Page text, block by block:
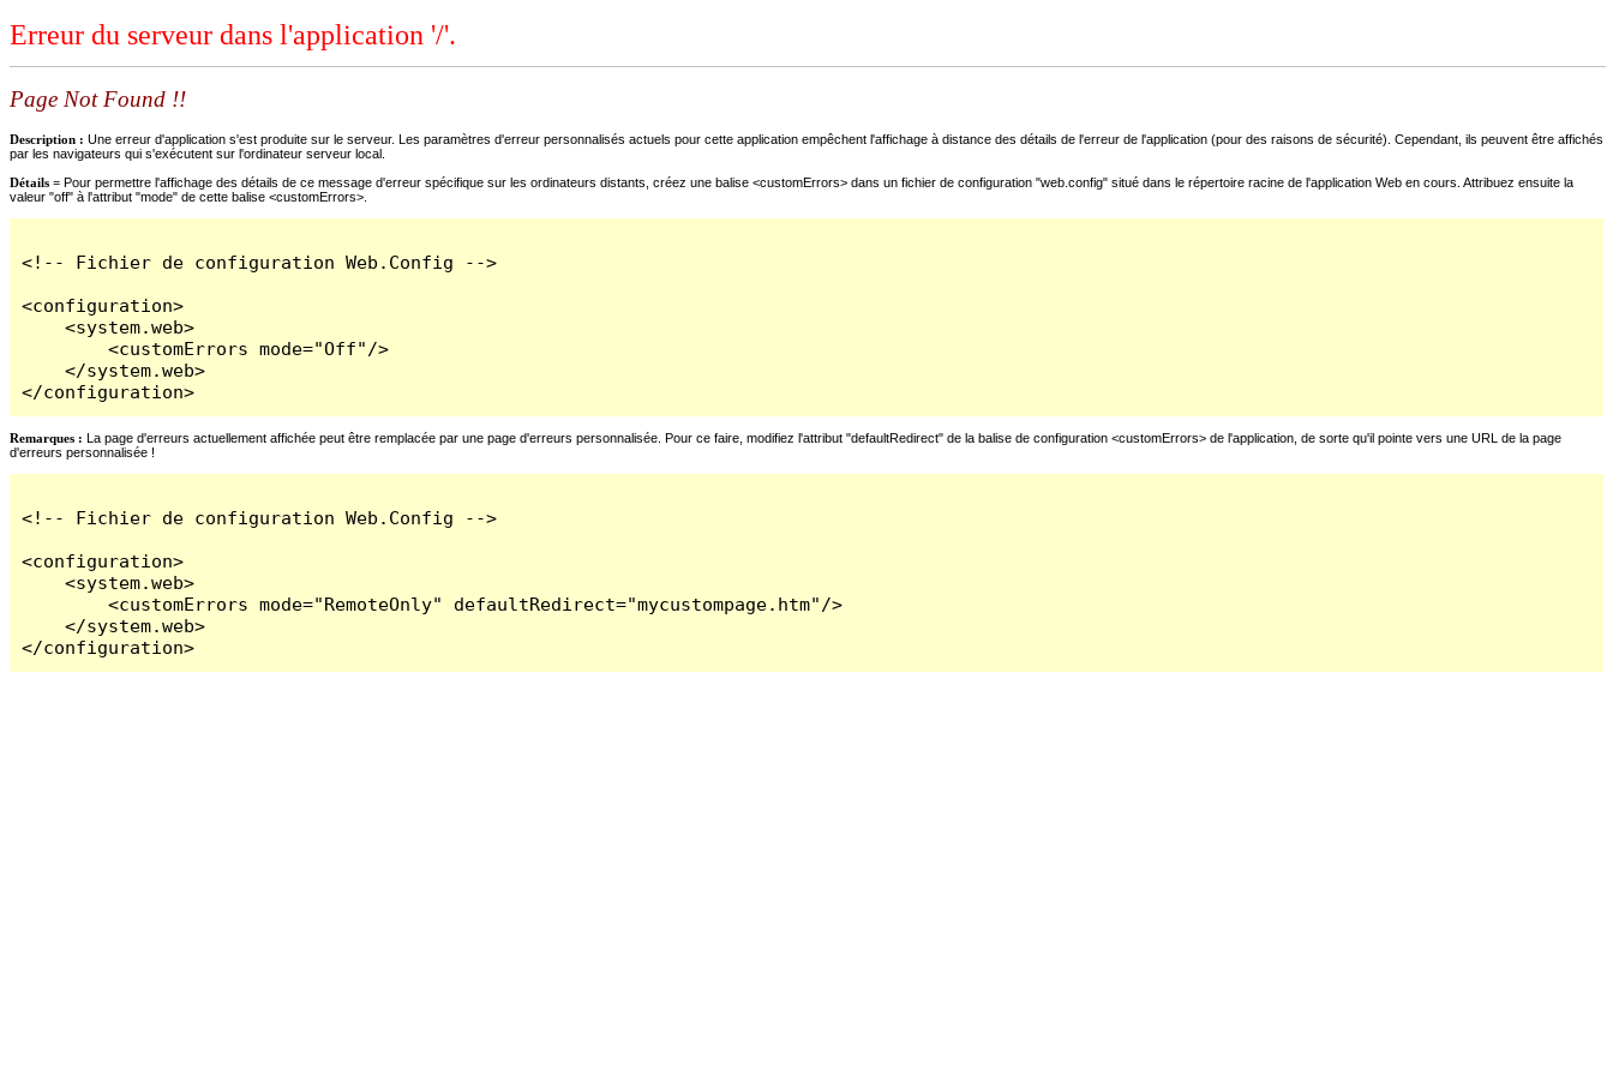
Erreur du serveur dans l'application '/'.
Page Not Found !!
Description : Une erreur d'application s'est produite sur le serveur. Les paramètres d'erreur personnalisés actuels pour cette application empêchent l'affichage à distance des détails de l'erreur de l'application (pour des raisons de sécurité). Cependant, ils peuvent être affichés
par les navigateurs qui s'exécutent sur l'ordinateur serveur local.
Détails = Pour permettre l'affichage des détails de ce message d'erreur spécifique sur les ordinateurs distants, créez une balise <customErrors> dans un fichier de configuration "web.config" situé dans le répertoire racine de l'application Web en cours. Attribuez ensuite la
valeur "off" à l'attribut "mode" de cette balise <customErrors>.
<!-- Fichier de configuration Web.Config -->
<configuration>
    <system.web>
        <customErrors mode="Off"/>
    </system.web>
</configuration>
Remarques : La page d'erreurs actuellement affichée peut être remplacée par une page d'erreurs personnalisée. Pour ce faire, modifiez l'attribut "defaultRedirect" de la balise de configuration <customErrors> de l'application, de sorte qu'il pointe vers une URL de la page
d'erreurs personnalisée !
<!-- Fichier de configuration Web.Config -->
<configuration>
    <system.web>
        <customErrors mode="RemoteOnly" defaultRedirect="mycustompage.htm"/>
    </system.web>
</configuration>